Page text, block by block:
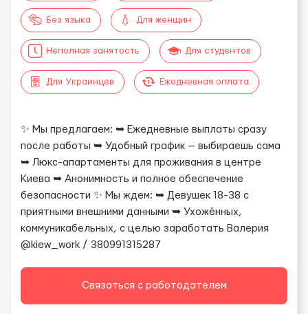
Без языка Для женщин
Неполная занятость Для студентов
Для Украинцев Ежедневная оплата
✨ Мы предлагаем: ➥ Ежедневные выплаты сразу
после работы ➥ Удобный график — выбираешь сама
➥ Люкс-апартаменты для проживания в центре
Киева ➥ Анонимность и полное обеспечение
безопасности ✨ Мы ждем: ➥ Девушек 18-38 с
приятными внешними данными ➥ Ухожённых,
коммуникабельных, с целью заработать Валерия
@kiew_work / 380991315287
Связаться с работодателем